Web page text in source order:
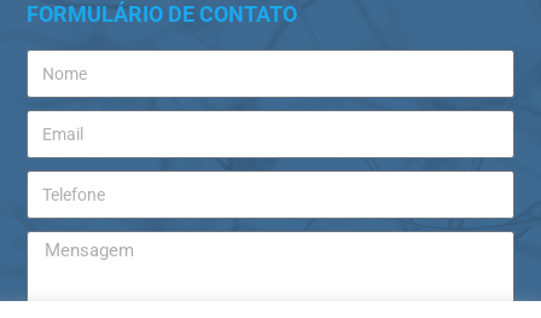
FORMULÁRIO DE CONTATO